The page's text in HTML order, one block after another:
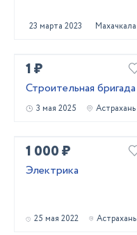
23 марта 2023 Махачкала
1 ₽
Строительная бригада
3 мая 2025 Астрахань
1 000 ₽
Электрика
25 мая 2022 Астрахань